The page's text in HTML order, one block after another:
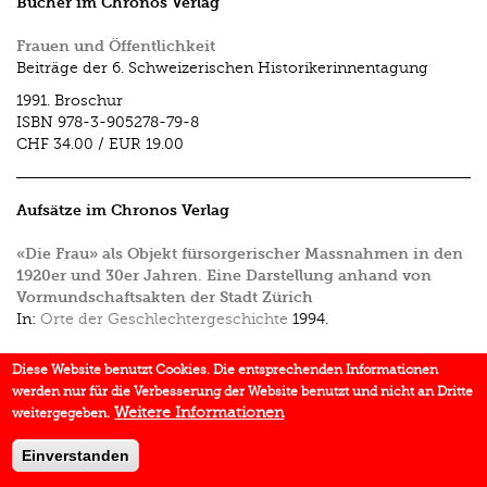
Frauen und Öffentlichkeit
Beiträge der 6. Schweizerischen Historikerinnentagung
1991. Broschur
ISBN 978-3-905278-79-8
CHF 34.00 / EUR 19.00
Aufsätze im Chronos Verlag
«Die Frau» als Objekt fürsorgerischer Massnahmen in den
1920er und 30er Jahren. Eine Darstellung anhand von
Vormundschaftsakten der Stadt Zürich
In: Orte der Geschlechtergeschichte 1994.
Diese Website benutzt Cookies. Die entsprechenden Informationen
werden nur für die Verbesserung der Website benutzt und nicht an Dritte
weitergegeben. Weitere Informationen
Einverstanden